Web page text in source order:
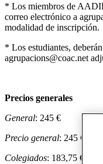
* Los miembros de
correo electrónico a
modalidad de inscripción.
* Los estudiantes,
agrupacions@coac.net
Precios generales
General: 245 €
Precio general: 245 €
Colegiados: 183,75 €